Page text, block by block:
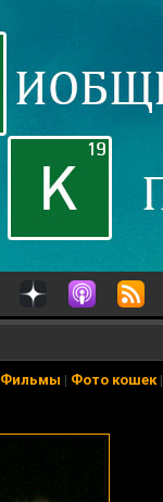
Фильмы | Фото кошек|